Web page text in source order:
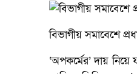
বিভাগীয় সমাবেশে
‘অপকর্মের’ দায়